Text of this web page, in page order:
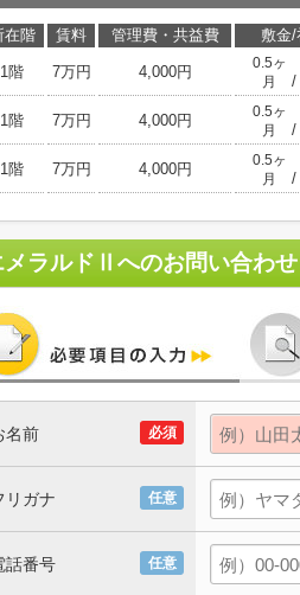
在階 賃料 管理費・共益費 敷金/
1階
7万円 4,000円
0.5ヶ
月
/
1階 7万円 4,000円
0.5ヶ
月
/
1階 7万円 4,000円
0.5ヶ
月
/
メラルドⅡ へのお問い合わせ
必須
名前
任意
リガナ
任意
話番号